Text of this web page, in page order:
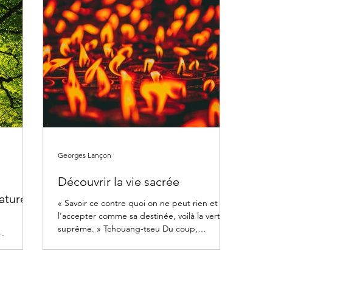
:
rester
Découvrir la vie sacrée
« Savoir ce contre quoi on ne peut rien et
l’accepter comme sa destinée, voilà la vertu
suprême. » Tchouang-tseu Du coup,
Georges Lançon